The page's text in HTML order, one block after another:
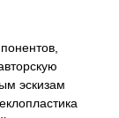
эскизам